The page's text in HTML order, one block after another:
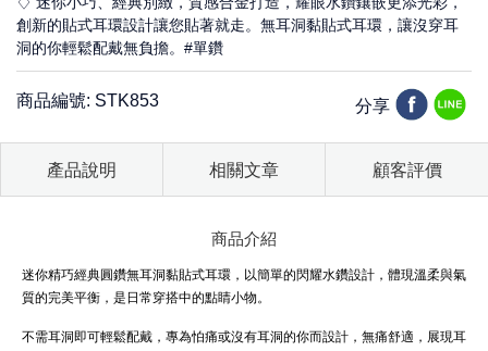
創新的貼式耳環設計讓您貼著就走。無耳洞黏貼式耳環，讓沒穿耳
洞的你輕鬆配戴無負擔。#單鑽
商品編號: STK853 分享
產品說明 相關文章 顧客評價
商品介紹
迷你精巧經典圓鑽無耳洞黏貼式耳環，以簡單的閃耀水鑽設計，體現溫柔與氣
質的完美平衡，是日常穿搭中的點睛小物。
不需耳洞即可輕鬆配戴，專為怕痛或沒有耳洞的你而設計，無痛舒適，展現耳